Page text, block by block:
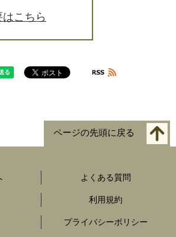
こちら
ページの先頭に戻る
よくある質問
利用規約
プライバシーポリシー